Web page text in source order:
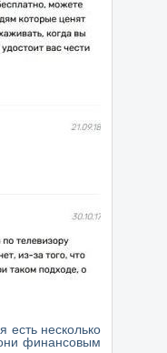
есть несколько
финансовым